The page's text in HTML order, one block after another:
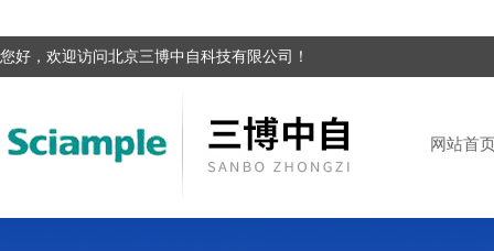
您好，欢迎访问北京三博中自科技有限公司！
网站首